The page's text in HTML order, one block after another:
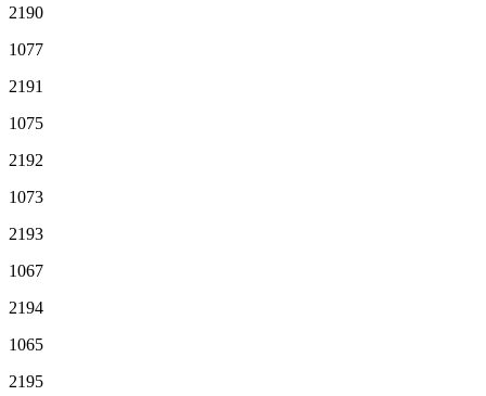
2190
1077
2191
1075
2192
1073
2193
1067
2194
1065
2195